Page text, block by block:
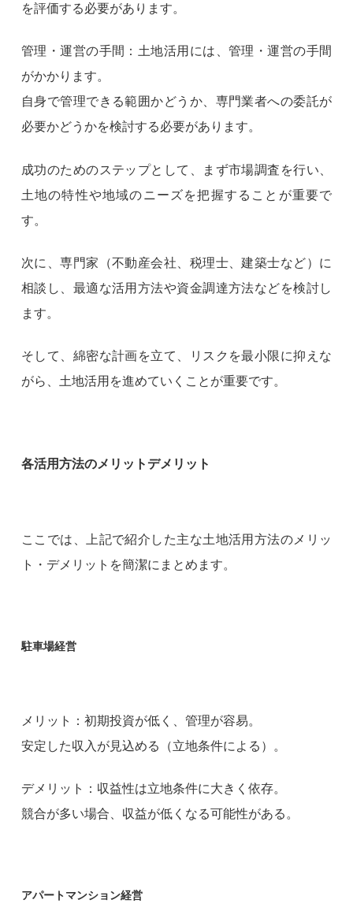
を評価する必要があります。
管理・運営の手間：土地活用には、管理・運営の手間
がかかります。
自身で管理できる範囲かどうか、専門業者への委託が
必要かどうかを検討する必要があります。
成功のためのステップとして、まず市場調査を行い、
土地の特性や地域のニーズを把握することが重要で
す。
次に、専門家（不動産会社、税理士、建築士など）に
相談し、最適な活用方法や資金調達方法などを検討し
ます。
そして、綿密な計画を立て、リスクを最小限に抑えな
がら、土地活用を進めていくことが重要です。
各活用方法のメリットデメリット
ここでは、上記で紹介した主な土地活用方法のメリッ
ト・デメリットを簡潔にまとめます。
駐車場経営
メリット：初期投資が低く、管理が容易。
安定した収入が見込める（立地条件による）。
デメリット：収益性は立地条件に大きく依存。
競合が多い場合、収益が低くなる可能性がある。
アパートマンション経営